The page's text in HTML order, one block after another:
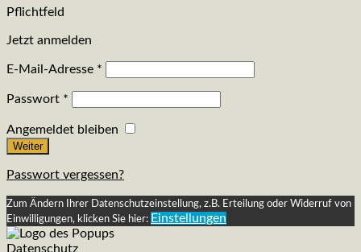
Pflichtfeld
Jetzt anmelden
E-Mail-Adresse *
Passwort *
Angemeldet bleiben
Weiter
Passwort vergessen?
Zum Ändern Ihrer Datenschutzeinstellung, z.B. Erteilung oder Widerruf von
Einwilligungen, klicken Sie hier: Einstellungen
Datenschutz